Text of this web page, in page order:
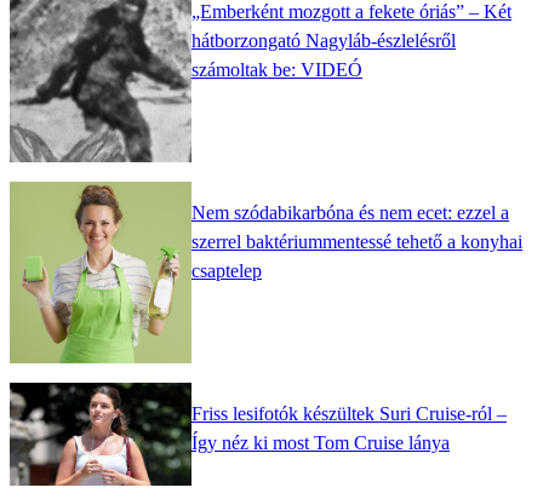
„Emberként mozgott a fekete óriás” – Két
hátborzongató Nagyláb-észlelésről
számoltak be: VIDEÓ
Nem szódabikarbóna és nem ecet: ezzel a
szerrel baktériummentessé tehető a konyhai
csaptelep
Friss lesifotók készültek Suri Cruise-ról –
Így néz ki most Tom Cruise lánya